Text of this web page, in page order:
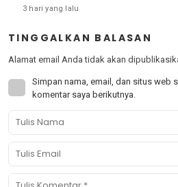
3 hari yang lalu
TINGGALKAN BALASAN
Alamat email Anda tidak akan
Simpan nama, email, dan situs web
komentar saya berikutnya.